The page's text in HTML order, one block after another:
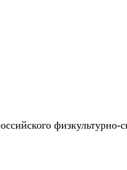
физкультурно-